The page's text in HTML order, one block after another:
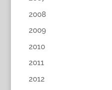
2008
2009
2010
2011
2012